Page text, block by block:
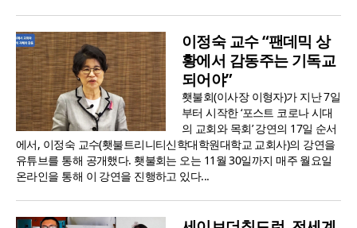
이정숙 교수 “팬데믹 상
황에서 감동주는 기독교
되어야”
횃불회(이사장 이형자)가 지난 7일
부터 시작한 ‘포스트 코로나 시대
의 교회와 목회’ 강연의 17일 순서
에서, 이정숙 교수(횃불트리니티신학대학원대학교 교회사)의 강연을
유튜브를 통해 공개했다. 횃불회는 오는 11월 30일까지 매주 월요일
온라인을 통해 이 강연을 진행하고 있다...